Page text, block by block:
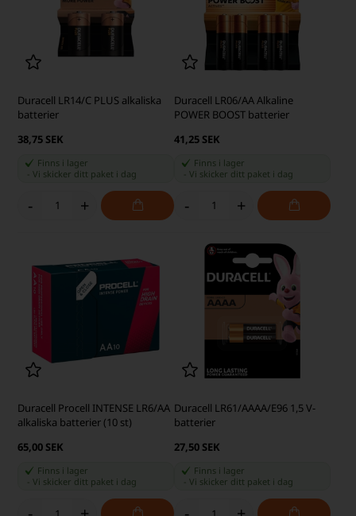
Duracell LR14/C PLUS alkaliska
batterier
38,75 SEK
Finns i lager
-Vi skicker ditt paket i dag
- +
Duracell LR06/AA Alkaline
POWER BOOST batterier
41,25 SEK
Finns i lager
Vi skicker ditt paket i dag
- +
Duracell Procell INTENSE LR6/AA
alkaliska batterier (10 st)
65,00 SEK
Finns i lager
-Vi skicker ditt paket i dag
Duracell LR61/AAAA/E96 1,5 V-
batterier
27,50 SEK
Finns i lager
Vi skicker ditt paket i dag